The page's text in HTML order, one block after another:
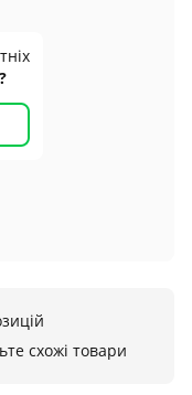
схожі товари